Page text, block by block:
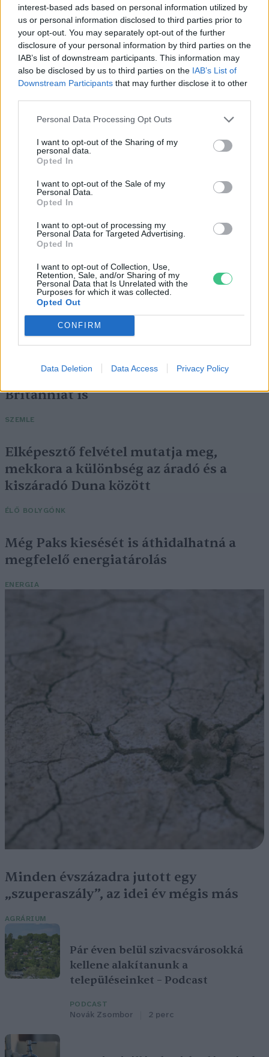
interest-based ads based on personal information utilized by
us or personal information disclosed to third parties prior to
your opt-out. You may separately opt-out of the further
disclosure of your personal information by third parties on the
IAB’s list of downstream participants. This information may
also be disclosed by us to third parties on the IAB’s List of
Downstream Participants that may further disclose it to other
Personal Data Processing Opt Outs
I want to opt-out of the Sharing of my
personal data.
Opted In
I want to opt-out of the Sale of my
Personal Data.
Opted In
I want to opt-out of processing my
Personal Data for Targeted Advertising.
Opted In
I want to opt-out of Collection, Use,
Retention, Sale, and/or Sharing of my
Personal Data that Is Unrelated with the
Purposes for which it was collected.
Opted Out
CONFIRM
Data Deletion Data Access Privacy Policy
Magyarország tele van gyönyörű növényekkel, így arborétumokkal
is. A jó idő beköszöntével érdemes minél többet felkeresni.
Szedd magad őszibarack: itt vannak
a legjobb lelőhelyek!
Négy éven belül valósággá
válhatnak az elektromos
KÖZLEKEDÉS
Történelmi aszály sújtja Nagy-
Britanniát is
SZEMLE
Elképesztő felvétel mutatja meg,
mekkora a különbség az áradó és a
kiszáradó Duna között
ÉLŐ BOLYGÓNK
Még Paks kiesését is áthidalhatná a
megfelelő energiatárolás
ENERGIA
Minden évszázadra jutott egy
„szuperaszály”, az idei év mégis más
AGRÁRIUM
Pár éven belül szivacsvárosokká
kellene alakítanunk a
településeinket – Podcast
PODCAST
Novák Zsombor 2 perc